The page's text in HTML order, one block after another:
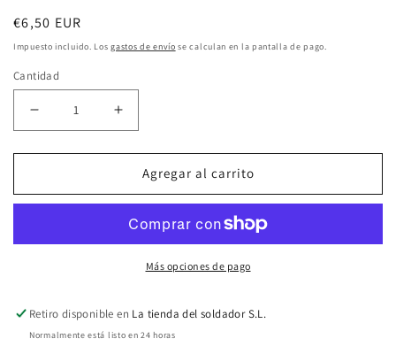
ventana
modal
Precio
habitual
€6,50 EUR
Impuesto incluido. Losgastos de envío se calculan en la pantalla de pago.
Cantidad
cantidad
Conector
50
cantidad
para
Conector
chasis
hembra
50
Agregar al carrito
Más opciones de pago
Retiro disponible en La tienda del soldador S.L.
Normalmente está listo en 24 horas